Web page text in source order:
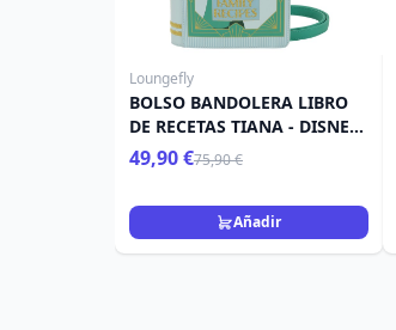
Loungefly
BOLSO BANDOLERA LIBRO
DE RECETAS TIANA - DISNEY
LOUNGEFLY LA PRINCESA Y
EL SAPO
49,90 €75,90 €
Añadir